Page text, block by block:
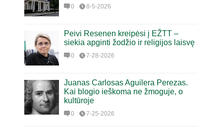
0 8-5-2026
Peivi Resenen kreipėsi į EŽTT –
siekia apginti žodžio ir religijos laisvę
0 7-28-2026
Juanas Carlosas Aguilera Perezas.
Kai blogio ieškoma ne žmoguje, o
kultūroje
0 7-25-2026